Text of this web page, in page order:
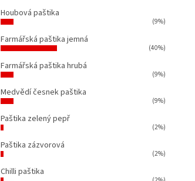
Houbová paštika
(9%)
Farmářská paštika jemná
(40%)
Farmářská paštika hrubá
(9%)
Medvědí česnek paštika
(9%)
Paštika zelený pepř
(2%)
Paštika zázvorová
(2%)
Chilli paštika